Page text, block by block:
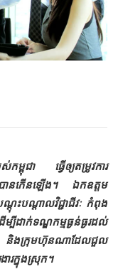
កម្ពុជា ធ្វើឲ្យតម្រូវការ
ានកើនឡើង។ ឯកឧត្តម
ះបណ្តាលវិជ្ជាជីវៈ កំពុង
ដាក់ទណ្ឌកម្មធ្ងន់ធ្ងរដល់
និងក្រុមហ៊ុនណាដែលជួល
ារក្នុងស្រុក។